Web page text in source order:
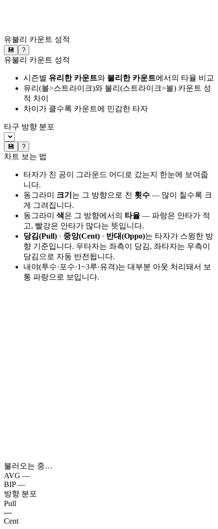
유불리 카운트 성적
💾 ?
유불리 카운트 성적
시즌별 유리한 카운트와 불리한 카운트에서의 타율 비교
유리(볼>스트라이크)와 불리(스트라이크>볼) 카운트 성
적 차이
차이가 클수록 카운트에 민감한 타자
타구 방향 분포
💾 ?
차트 보는 법
타자가 친 공이 그라운드 어디로 갔는지 한눈에 보여줍
니다.
동그라미 크기 는 그 방향으로 친 횟수 — 많이 칠수록 크
게 그려집니다.
동그라미 색은 그 방향에서의 타율 — 파랑은 안타가 적
고, 빨강은 안타가 많다는 뜻입니다.
당김(Pull) · 중앙(Cent) · 반대(Oppo)는 타자가 스윙한 방
향 기준입니다. 우타자는 좌측이 당김, 좌타자는 우측이
당김으로 자동 반전됩니다.
내야(투수·포수·1~3루·유격)는 대부분 아웃 처리돼서 보
통 파랑으로 보입니다.
불러오는 중…
AVG —
BIP —
방향 분포
Pull
—
Cent